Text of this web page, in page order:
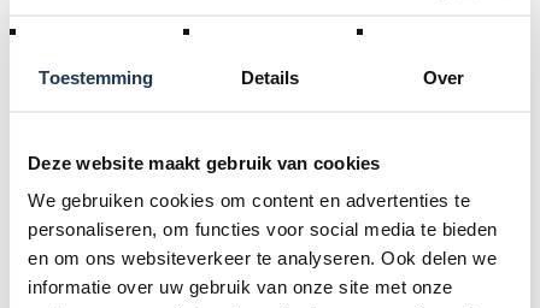
Toestemming Details Over
Deze website maakt gebruik van cookies
We gebruiken cookies om content en advertenties te
personaliseren, om functies voor social media te bieden
en om ons websiteverkeer te analyseren. Ook delen we
informatie over uw gebruik van onze site met onze
Extra info over safety net comfort
- los net 270 (6 palen)
De Palen, hoezen, afdekkegels en bevestigingsstukken niet
inbegrepen.
Specificaties